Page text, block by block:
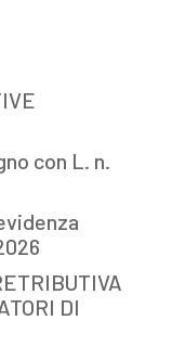
con L. n.
DI